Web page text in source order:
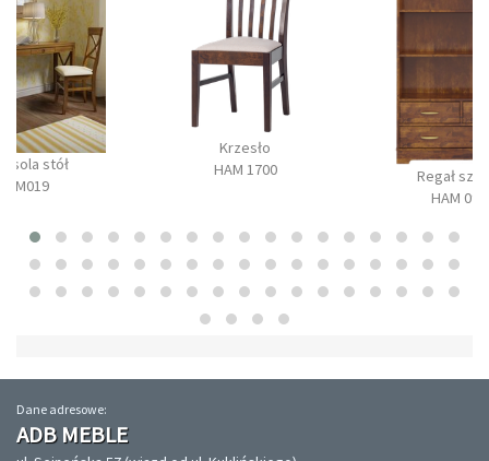
stół
BM019
Krzesło
HAM 1700
Regał
HAM
Dane adresowe:
ADB MEBLE